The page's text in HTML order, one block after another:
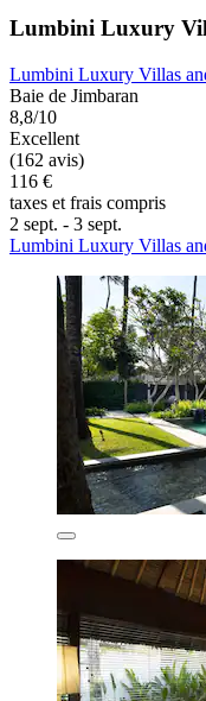
Lumbini Luxury
Lumbini Luxury Villas
Baie de Jimbaran
8,8/10
Excellent
(162 avis)
116 €
taxes et frais compris
2 sept. - 3 sept.
Lumbini Luxury Villas